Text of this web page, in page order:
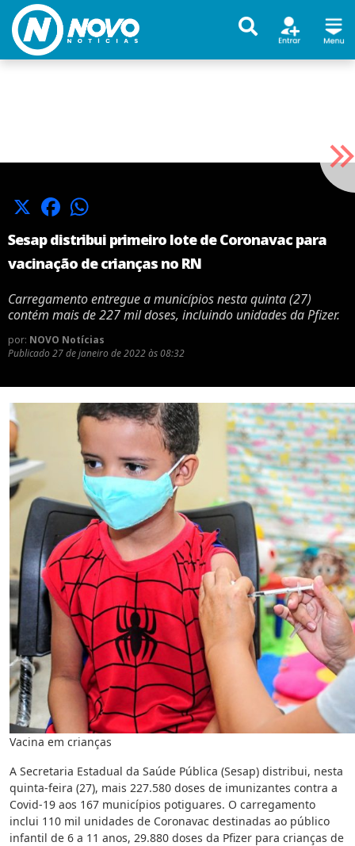
X Facebook
Sesap distribui primeiro lote de Coronavac para
vacinação de crianças no RN
Carregamento entregue a municípios nesta quinta (27)
contém mais de 227 mil doses, incluindo unidades da Pfizer.
por: NOVO Notícias
Publicado 27 de janeiro de 2022 às 08:32
Vacina em crianças
A Secretaria Estadual da Saúde Pública (Sesap) distribui, nesta
quinta-feira (27), mais 227.580 doses de imunizantes contra a
Covid-19 aos 167 municípios potiguares. O carregamento
inclui 110 mil unidades de Coronavac destinadas ao público
infantil de 6 a 11 anos, 29.880 doses da Pfizer para crianças de